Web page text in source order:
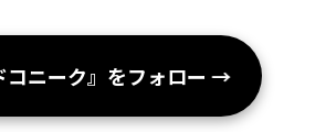
コニーク』をフォロー →